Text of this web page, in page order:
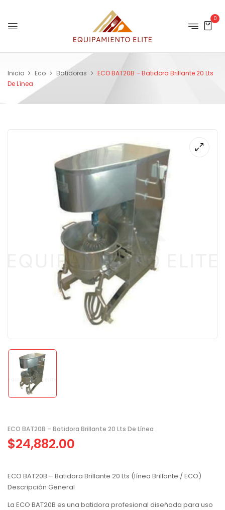
0
Inicio Eco Batidoras
ECO BAT20B – Batidora Brillante 20 Lts
De Línea
ECO BAT20B – Batidora Brillante 20 Lts De Línea
$24,882.00
ECO BAT20B – Batidora Brillante 20 Lts (línea Brillante / ECO)
Descripción General
La ECO BAT20B es una batidora profesional diseñada para uso